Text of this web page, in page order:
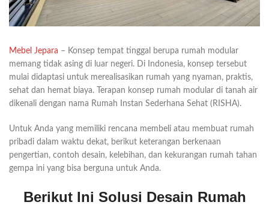
Mebel Jepara – Konsep tempat tinggal berupa rumah modular
memang tidak asing di luar negeri. Di Indonesia, konsep tersebut
mulai didaptasi untuk merealisasikan rumah yang nyaman, praktis,
sehat dan hemat biaya. Terapan konsep rumah modular di tanah air
dikenali dengan nama Rumah Instan Sederhana Sehat (RISHA).
Untuk Anda yang memiliki rencana membeli atau membuat rumah
pribadi dalam waktu dekat, berikut keterangan berkenaan
pengertian, contoh desain, kelebihan, dan kekurangan rumah tahan
gempa ini yang bisa berguna untuk Anda.
Berikut Ini Solusi Desain Rumah